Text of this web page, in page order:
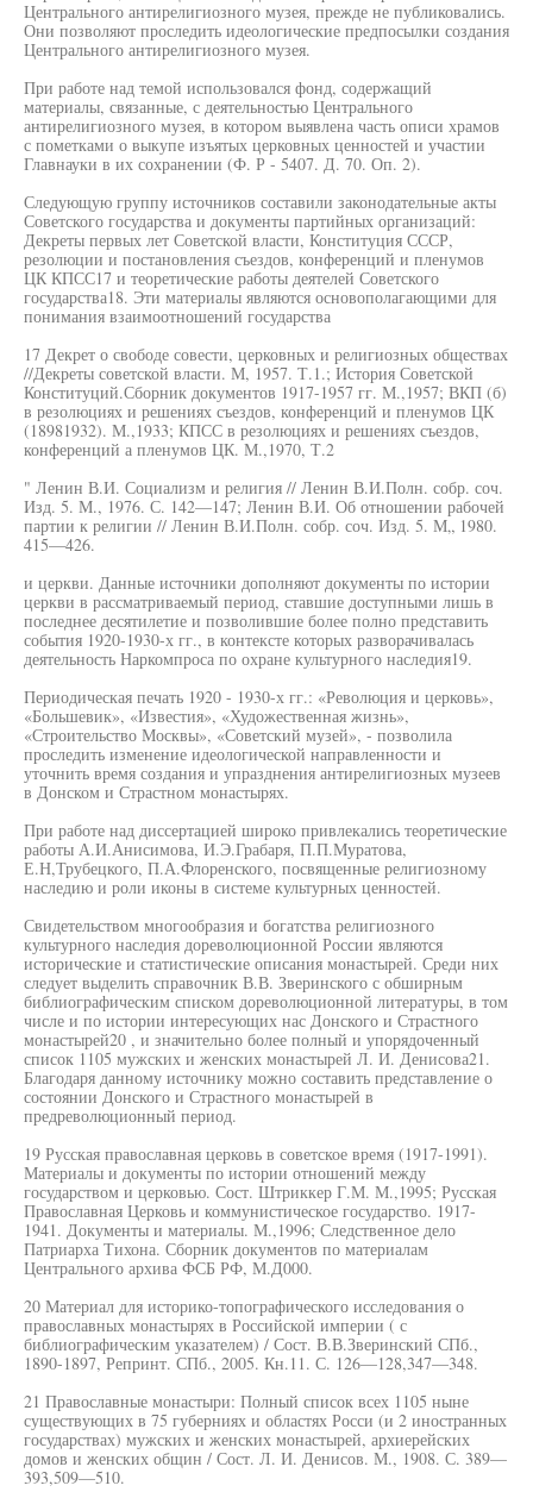
Центрального антирелигиозного музея, прежде не публиковались.
Они позволяют проследить идеологические предпосылки создания
Центрального антирелигиозного музея.
При работе над темой использовался фонд, содержащий
материалы, связанные, с деятельностью Центрального
антирелигиозного музея, в котором выявлена часть описи храмов
с пометками о выкупе изъятых церковных ценностей и участии
Главнауки в их сохранении (Ф. Р - 5407. Д. 70. Оп. 2).
Следующую группу источников составили законодательные акты
Советского государства и документы партийных организаций:
Декреты первых лет Советской власти, Конституция СССР,
резолюции и постановления съездов, конференций и пленумов
ЦК КПСС17 и теоретические работы деятелей Советского
государства18. Эти материалы являются основополагающими для
понимания взаимоотношений государства
17 Декрет о свободе совести, церковных и религиозных обществах
//Декреты советской власти. М, 1957. Т.1.; История Советской
Конституций.Сборник документов 1917-1957 гг. М.,1957; ВКП (б)
в резолюциях и решениях съездов, конференций и пленумов ЦК
(18981932). М.,1933; КПСС в резолюциях и решениях съездов,
конференций а пленумов ЦК. М.,1970, Т.2
" Ленин В.И. Социализм и религия // Ленин В.И.Полн. собр. соч.
Изд. 5. М., 1976. С. 142—147; Ленин В.И. Об отношении рабочей
партии к религии // Ленин В.И.Полн. собр. соч. Изд. 5. М„ 1980.
415—426.
и церкви. Данные источники дополняют документы по истории
церкви в рассматриваемый период, ставшие доступными лишь в
последнее десятилетие и позволившие более полно представить
события 1920-1930-х гг., в контексте которых разворачивалась
деятельность Наркомпроса по охране культурного наследия19.
Периодическая печать 1920 - 1930-х гг.: «Революция и церковь»,
«Большевик», «Известия», «Художественная жизнь»,
«Строительство Москвы», «Советский музей», - позволила
проследить изменение идеологической направленности и
уточнить время создания и упразднения антирелигиозных музеев
в Донском и Страстном монастырях.
При работе над диссертацией широко привлекались теоретические
работы А.И.Анисимова, И.Э.Грабаря, П.П.Муратова,
Е.Н,Трубецкого, П.А.Флоренского, посвященные религиозному
наследию и роли иконы в системе культурных ценностей.
Свидетельством многообразия и богатства религиозного
культурного наследия дореволюционной России являются
исторические и статистические описания монастырей. Среди них
следует выделить справочник В.В. Зверинского с обширным
библиографическим списком дореволюционной литературы, в том
числе и по истории интересующих нас Донского и Страстного
монастырей20 , и значительно более полный и упорядоченный
список 1105 мужских и женских монастырей Л. И. Денисова21.
Благодаря данному источнику можно составить представление о
состоянии Донского и Страстного монастырей в
предреволюционный период.
19 Русская православная церковь в советское время (1917-1991).
Материалы и документы по истории отношений между
государством и церковью. Сост. Штриккер Г.М. М.,1995; Русская
Православная Церковь и коммунистическое государство. 1917-
1941. Документы и материалы. М.,1996; Следственное дело
Патриарха Тихона. Сборник документов по материалам
Центрального архива ФСБ РФ, М.Д000.
20 Материал для историко-топографического исследования о
православных монастырях в Российской империи ( с
библиографическим указателем) / Сост. В.В.Зверинский СПб.,
1890-1897, Репринт. СПб., 2005. Кн.11. С. 126—128,347—348.
21 Православные монастыри: Полный список всех 1105 ныне
существующих в 75 губерниях и областях Росси (и 2 иностранных
государствах) мужских и женских монастырей, архиерейских
домов и женских общин / Сост. Л. И. Денисов. М., 1908. С. 389—
393,509—510.